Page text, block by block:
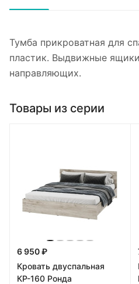
Тумба прикроватная для
пластик. Выдвижные
направляющих.
Товары из серии
6 950 ₽
Кровать двуспальная
КР-160 Ронда